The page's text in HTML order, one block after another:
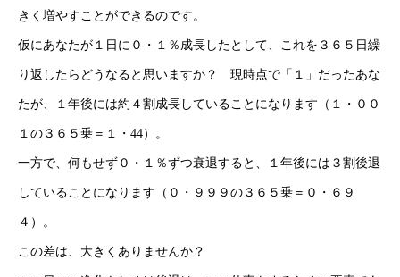
きく増やすことができるのです。
仮にあなたが１日に０・１％成長したとして、これを３６５日繰
り返したらどうなると思いますか？ 現時点で「１」だったあな
たが、１年後には約４割成長していることになります（１・００
１の３６５乗＝１・44）。
一方で、何もせず０・１％ずつ衰退すると、１年後には３割後退
していることになります（０・９９９の３６５乗＝０・６９
４）。
この差は、大きくありませんか？